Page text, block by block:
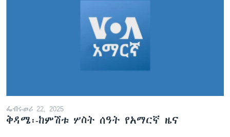
ፌብሩወሪ 22, 2025
ቅዳሜ፡-ከምሽቱ ሦስት ሰዓት የአማርኛ ዜና